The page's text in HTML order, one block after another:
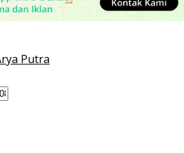
Putra